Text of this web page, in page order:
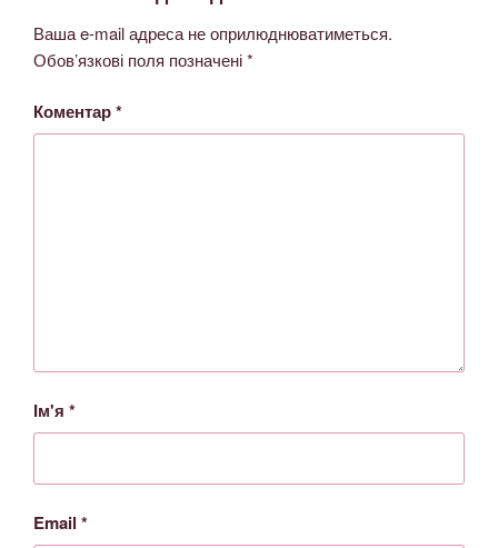
Ваша e-mail адреса не оприлюднюватиметься.
Обов’язкові поля позначені*
Коментар*
Ім'я *
Email *